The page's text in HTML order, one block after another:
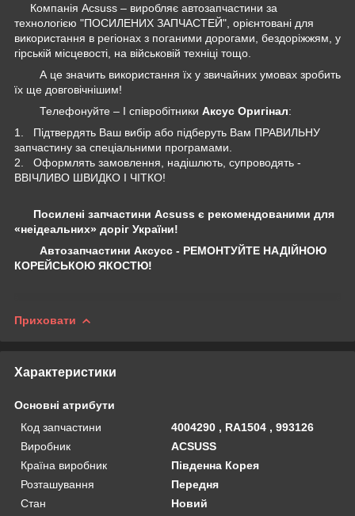
Компанія Acsuss – виробляє автозапчастини за
технологією "ПОСИЛЕНИХ ЗАПЧАСТЕЙ", орієнтовані для
використання в регіонах з поганими дорогами, бездоріжжям, у
гірській місцевості, на військовій техніці тощо.
А це значить використання їх у звичайних умовах зробить
їх ще довговічнішим!
Телефонуйте – І співробітники Аксус Оригінал:
1. Підтвердять Ваш вибір або підберуть Вам ПРАВИЛЬНУ
запчастину за спеціальними програмами.
2. Оформлять замовлення, надішлють, супроводять -
ВВІЧЛИВО ШВИДКО І ЧІТКО!
Посилені запчастини Acsuss є рекомендованими для
«неідеальних» доріг України!
Автозапчастини Аксусс - РЕМОНТУЙТЕ НАДІЙНОЮ
КОРЕЙСЬКОЮ ЯКОСТЮ!
Приховати
Характеристики
Основні атрибути
Код запчастини
4004290 , RA1504 , 993126
Виробник
ACSUSS
Країна виробник
Південна Корея
Розташування
Передня
Стан
Новий